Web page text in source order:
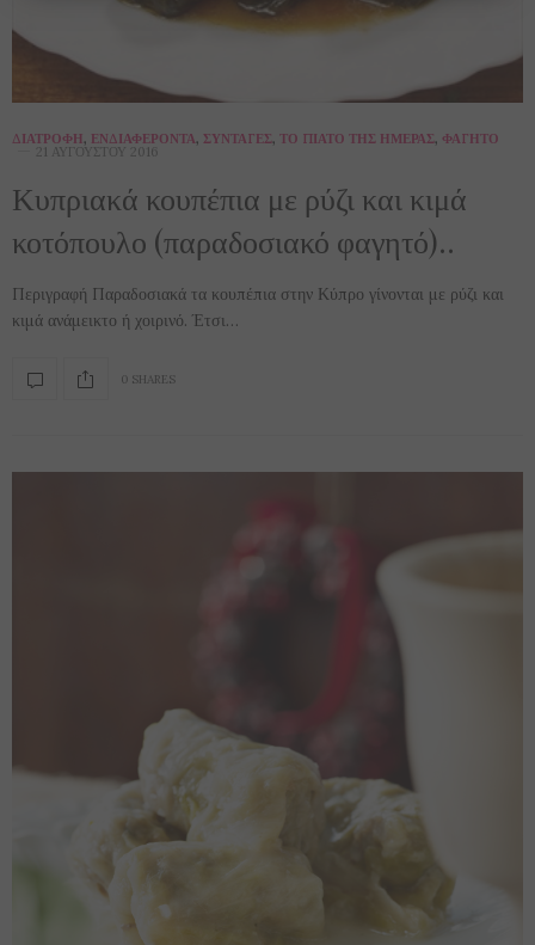
ΔΙΑΤΡΟΦΉ, ΕΝΔΙΑΦΈΡΟΝΤΑ, ΣΥΝΤΑΓΈΣ, ΤΟ ΠΙΆΤΟ ΤΗΣ ΗΜΈΡΑΣ, ΦΑΓΗΤΌ
21 ΑΥΓΟΎΣΤΟΥ 2016
Κυπριακά κουπέπια με ρύζι και κιμά
κοτόπουλο (παραδοσιακό φαγητό)..
Περιγραφή Παραδοσιακά τα κουπέπια στην Κύπρο γίνονται με ρύζι και
κιμά ανάμεικτο ή χοιρινό. Έτσι…
0 SHARES